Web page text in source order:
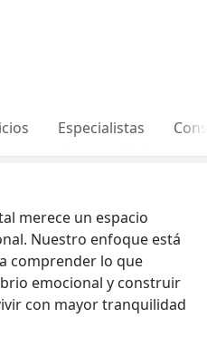
Especialistas
merece un espacio
Nuestro enfoque está
comprender lo que
emocional y construir
con mayor tranquilidad